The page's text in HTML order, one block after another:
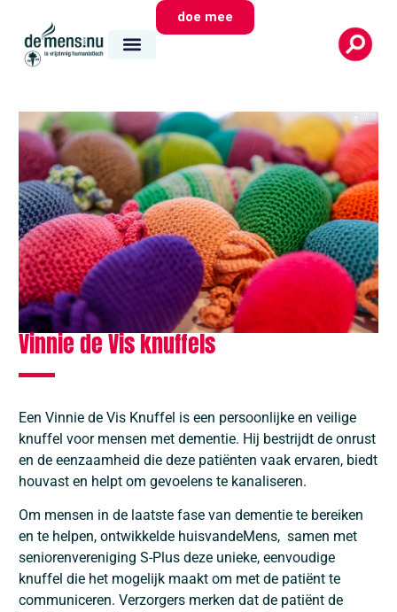
doe mee
Vinnie de Vis knuffels
Een Vinnie de Vis Knuffel is een persoonlijke en veilige
knuffel voor mensen met dementie. Hij bestrijdt de onrust
en de eenzaamheid die deze patiënten vaak ervaren, biedt
houvast en helpt om gevoelens te kanaliseren.
Om mensen in de laatste fase van dementie te bereiken
en te helpen, ontwikkelde huisvandeMens, samen met
seniorenvereniging S-Plus deze unieke, eenvoudige
knuffel die het mogelijk maakt om met de patiënt te
communiceren. Verzorgers merken dat de patiënt de